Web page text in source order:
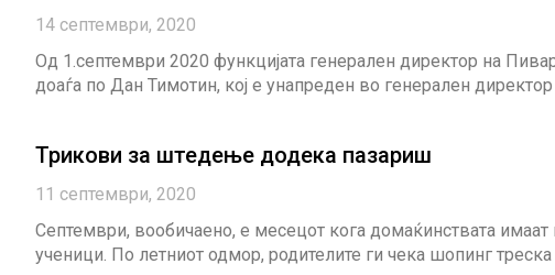
14 септември, 2020
Од 1.септември 2020 функцијата генерален директор на
доаѓа по Дан Тимотин, кој е унапреден во генерален директор
Трикови за штедење додека пазариш
11 септември, 2020
Септември, вообичаено, е месецот кога домаќинствата
ученици. По летниот одмор, родителите ги чека шопинг